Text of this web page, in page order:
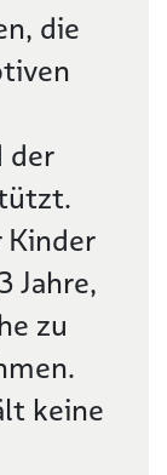
die
der
Jahre,
zu
keine